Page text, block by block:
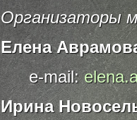
Организаторы
Елена
e-mail:
Ирина